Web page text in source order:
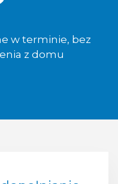
w terminie, bez
z domu